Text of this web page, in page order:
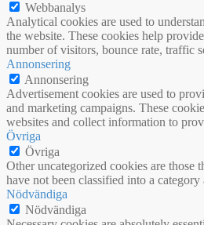
Webbanalys
Analytical cookies are used to
the website. These cookies help
number of visitors, bounce rate, traffic
Annonsering
Annonsering
Advertisement cookies are used to
and marketing campaigns. These
websites and collect information to
Övriga
Övriga
Other uncategorized cookies are those
have not been classified into a category
Nödvändiga
Nödvändiga